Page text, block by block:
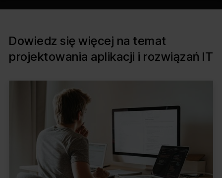
Dowiedz się więcej na temat
projektowania aplikacji i rozwiązań IT